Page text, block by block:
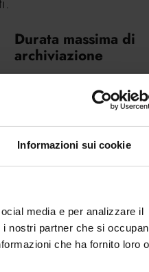
Informazioni sui cookie
media e per analizzare il
nostri partner che si
che ha fornito loro o
Durata massima di
archiviazione
Sessione
180 giorni